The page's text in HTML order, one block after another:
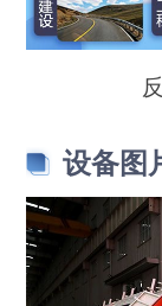
设备图